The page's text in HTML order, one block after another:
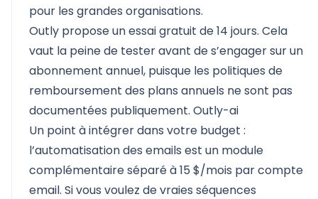
pour les grandes organisations.
Outly propose un essai gratuit de 14 jours. Cela
vaut la peine de tester avant de s’engager sur un
abonnement annuel, puisque les politiques de
remboursement des plans annuels ne sont pas
documentées publiquement. Outly-ai
Un point à intégrer dans votre budget :
l’automatisation des emails est un module
complémentaire séparé à 15 $/mois par compte
email. Si vous voulez de vraies séquences